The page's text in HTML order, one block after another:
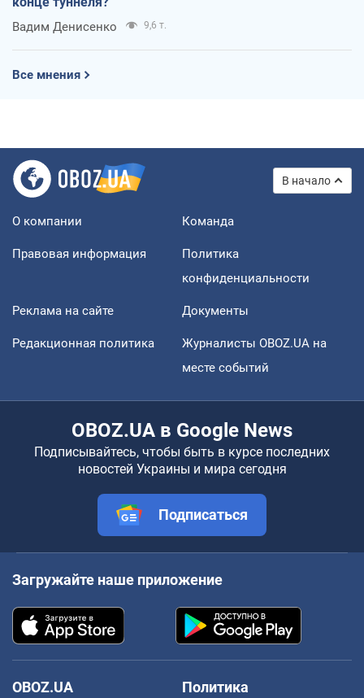
Вадим Денисенко 9,6 т.
Все мнения
В начало
О компании Команда
Правовая информация
Политика
конфиденциальности
Реклама на сайте Документы
Редакционная политика
Журналисты OBOZ.UA на
месте событий
OBOZ.UA в Google News
Подписывайтесь, чтобы быть в курсе последних
новостей Украины и мира сегодня
Подписаться
Загружайте наше приложение
OBOZ.UA
Политика